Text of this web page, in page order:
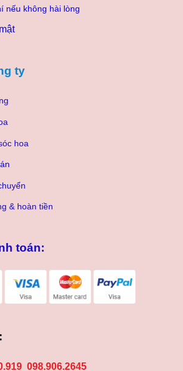
nếu không hài lòng
ty
hoa
& hoàn tiền
toán:
098.906.2645